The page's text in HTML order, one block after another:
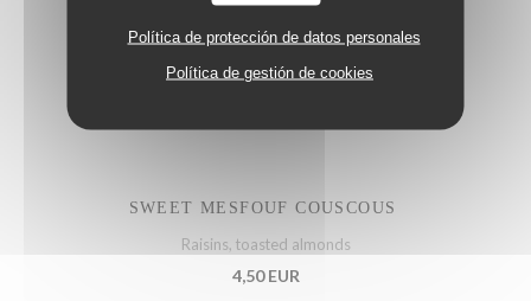
Política de protección de datos personales
Política de gestión de cookies
SWEET MESFOUF COUSCOUS
Raisins, toasted almonds
4,50 EUR